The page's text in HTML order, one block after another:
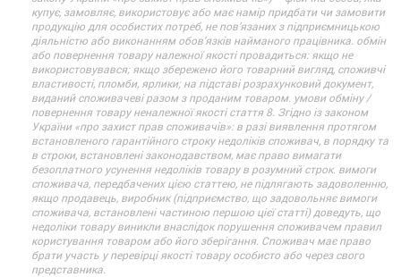
купує, замовляє, використовує або має намір придбати чи замовити
продукцію для особистих потреб, не пов’язаних з підприємницькою
діяльністю або виконанням обов’язків найманого працівника. обмін
або повернення товару належної якості провадиться: якщо не
використовувався; якщо збережено його товарний вигляд, споживчі
властивості, пломби, ярлики; на підставі розрахунковий документ,
виданий споживачеві разом з проданим товаром. умови обміну /
повернення товару неналежної якості стаття 8. Згідно із законом
України «про захист прав споживачів»: в разі виявлення протягом
встановленого гарантійного строку недоліків споживач, в порядку та
в строки, встановлені законодавством, має право вимагати
безоплатного усунення недоліків товару в розумний строк. вимоги
споживача, передбачених цією статтею, не підлягають задоволенню,
якщо продавець, виробник (підприємство, що задовольняє вимоги
споживача, встановлені частиною першою цієї статті) доведуть, що
недоліки товару виникли внаслідок порушення споживачем правил
користування товаром або його зберігання. Споживач має право
брати участь у перевірці якості товару особисто або через свого
представника.